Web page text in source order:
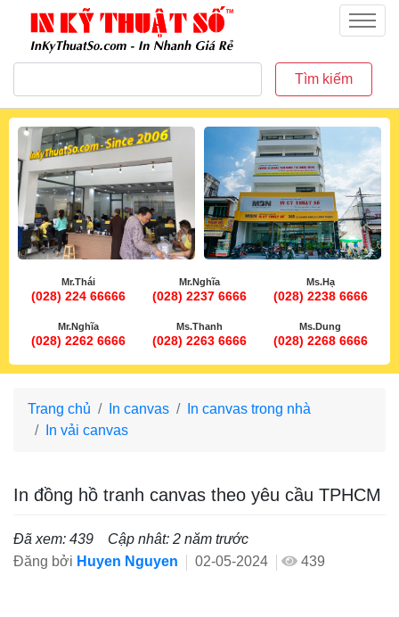
inkythuatso.com
Menu
Tìm kiếm
Mr.Thái
(028) 224 66666
Mr.Nghĩa
(028) 2237 6666
Ms.Hạ
(028) 2238 6666
Mr.Nghĩa
(028) 2262 6666
Ms.Thanh
(028) 2263 6666
Ms.Dung
(028) 2268 6666
Trang chủ In canvas
In canvas trong nhà
In vải canvas
In đồng hồ tranh canvas theo yêu cầu TPHCM
Đã xem: 439
Cập nhât: 2 năm trước
Đăng bởi Huyen Nguyen 02-05-2024 439